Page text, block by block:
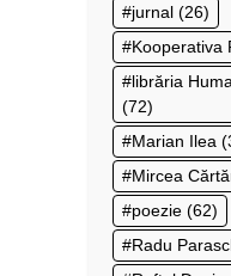
jurnal (26)
Kooperativa
librăria
(72)
Marian Ilea
Mircea
poezie (62)
Radu